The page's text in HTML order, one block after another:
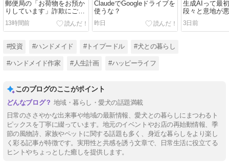
郵便局の「お荷物をお預か
りしています」詐欺にご注
意下さい！
13時間前
ClaudeでGoogleドライブを
使うな？
昨日
生成AIって最
段々と意地が
は私だけ？
3日前
#投資 #ハンドメイド #トイプードル #犬との暮らし
#ハンドメイド作家 #人生計画 #ハッピーライフ
このブログのここがポイント
地域・暮らし・愛犬の話題満載
日常のささやかな出来事や地域の最新情報、愛犬との暮らしにまつわるト
ピックスを丁寧に綴っています。地元のイベントやお店の再始動情報、季
節の風物詩、家族やペットに関する話題も多く、身近な暮らしをより楽し
く彩る記事が特徴です。実用性と共感を誘う文章で、日常生活に役立てる
ヒントやちょっとした癒しを提供します。